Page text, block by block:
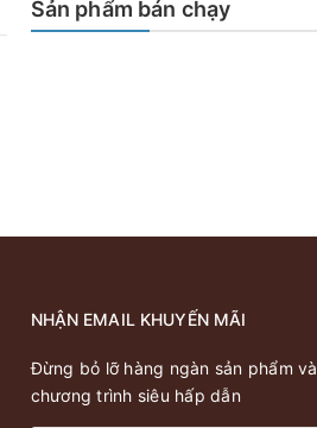
Sản phẩm bán chạy
NHẬN EMAIL KHUYẾN MÃI
Đừng bỏ lỡ hàng ngàn sản phẩm và
chương trình siêu hấp dẫn